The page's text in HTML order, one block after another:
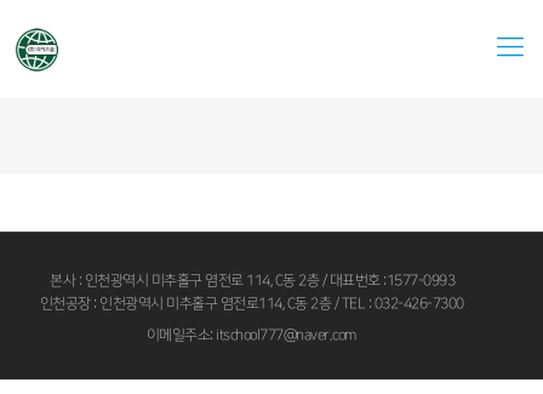
본사 : 인천광역시 미추홀구 염전로 114, C동 2층 / 대표번호 :1577-0993
인천공장 : 인천광역시 미추홀구 염전로114, C동 2층 / TEL : 032-426-7300
이메일주소: itschool777@naver.com